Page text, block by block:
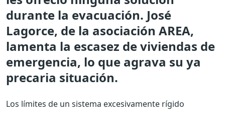
durante la evacuación. José
Lagorce, de la asociación AREA,
lamenta la escasez de viviendas de
emergencia, lo que agrava su ya
precaria situación.
Los límites de un sistema excesivamente rígido